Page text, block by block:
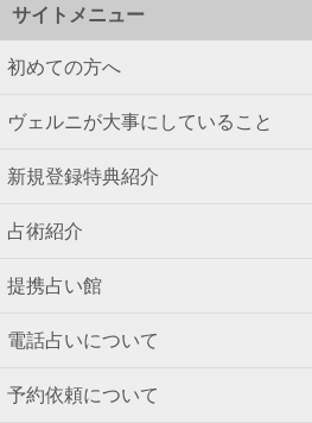
サイトメニュー
初めての方へ
ヴェルニが大事にしていること
新規登録特典紹介
占術紹介
提携占い館
電話占いについて
予約依頼について